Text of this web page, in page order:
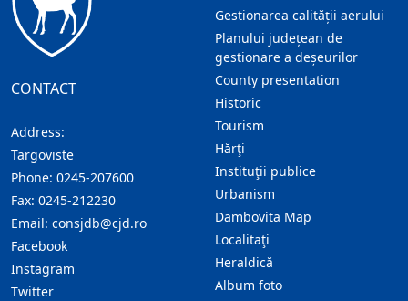
CONTACT
Address:
Targoviste
Phone: 0245-207600
Fax: 0245-212230
Email: consjdb@cjd.ro
Facebook
Instagram
Twitter
Gestionarea calității aerului
Planului județean de
gestionare a deșeurilor
County presentation
Historic
Tourism
Hărţi
Instituţii publice
Urbanism
Dambovita Map
Localitaţi
Heraldică
Album foto